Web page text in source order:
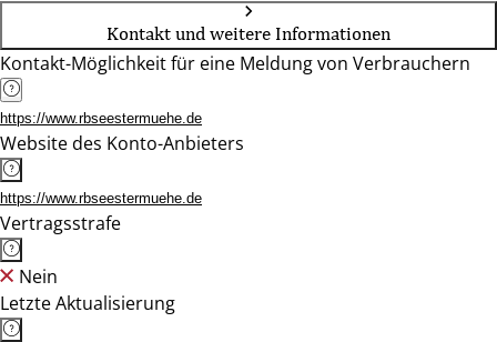
Kontakt und weitere Informationen
Kontakt-Möglichkeit für eine Meldung von Verbrauchern
https://www.rbseestermuehe.de
Website des Konto-Anbieters
https://www.rbseestermuehe.de
Vertragsstrafe
Nein
Letzte Aktualisierung